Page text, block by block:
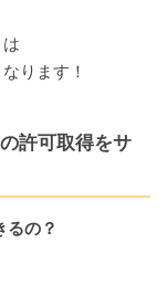
ります！
許可取得をサ
るの？